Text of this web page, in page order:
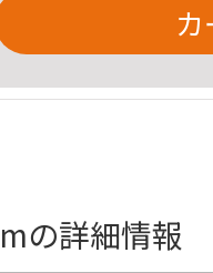
の詳細情報